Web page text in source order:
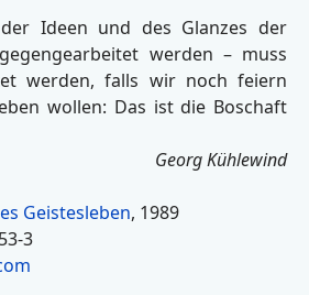
Ideen und des Glanzes der
werden – muss
werden, falls wir noch feiern
wollen: Das ist die Boschaft
Georg Kühlewind
Geistesleben, 1989
3